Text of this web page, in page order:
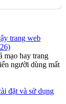
trang web
mạo hay trang
người dùng mất
đặt và sử dụng